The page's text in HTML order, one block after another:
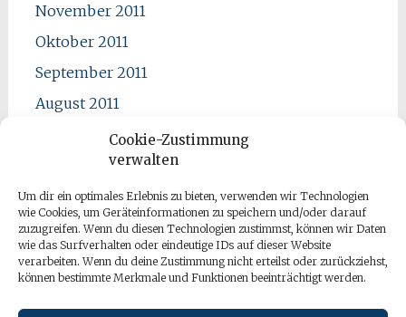
Cookie-Zustimmung
verwalten
Um dir ein optimales Erlebnis zu bieten, verwenden wir Technologien
wie Cookies, um Geräteinformationen zu speichern und/oder darauf
zuzugreifen. Wenn du diesen Technologien zustimmst, können wir Daten
wie das Surfverhalten oder eindeutige IDs auf dieser Website
verarbeiten. Wenn du deine Zustimmung nicht erteilst oder zurückziehst,
können bestimmte Merkmale und Funktionen beeinträchtigt werden.
November 2011
Oktober 2011
September 2011
August 2011
Mai 2011
April 2011